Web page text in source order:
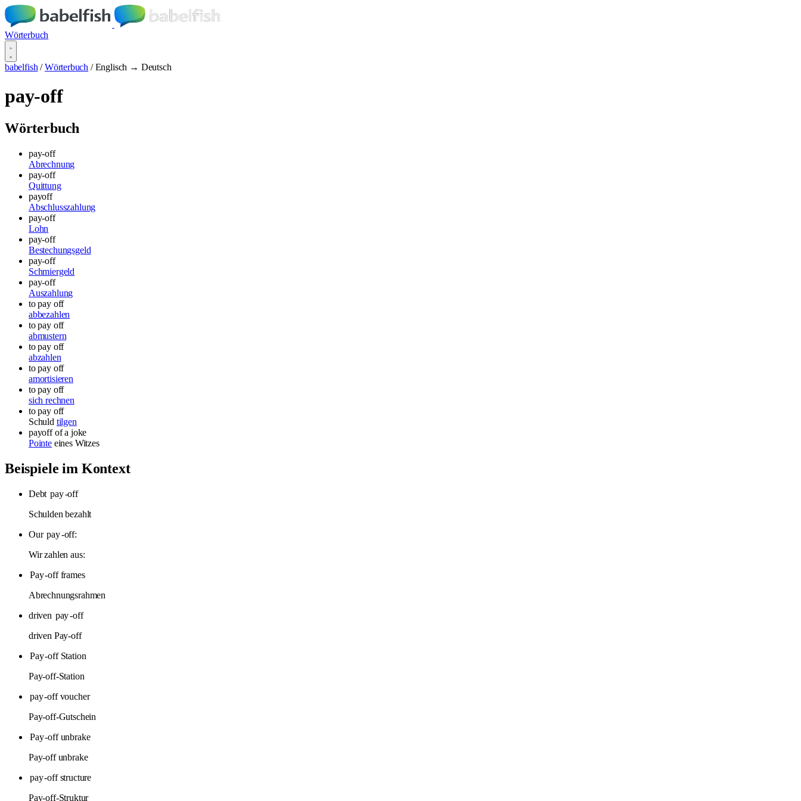
Wörterbuch
babelfish / Wörterbuch / Englisch → Deutsch
pay-off
Wörterbuch
pay-off
Abrechnung
pay-off
Quittung
payoff
Abschlusszahlung
pay-off
Lohn
pay-off
Bestechungsgeld
pay-off
Schmiergeld
pay-off
Auszahlung
to pay off
abbezahlen
to pay off
abmustern
to pay off
abzahlen
to pay off
amortisieren
to pay off
sich rechnen
to pay off
Schuld tilgen
payoff of a joke
Pointe eines Witzes
Beispiele im Kontext
Debt pay-off
Schulden bezahlt
Our pay-off:
Wir zahlen aus:
Pay-off frames
Abrechnungsrahmen
driven pay-off
driven Pay-off
Pay-off Station
Pay-off-Station
pay-off voucher
Pay-off-Gutschein
Pay-off unbrake
Pay-off unbrake
pay-off structure
Pay-off-Struktur